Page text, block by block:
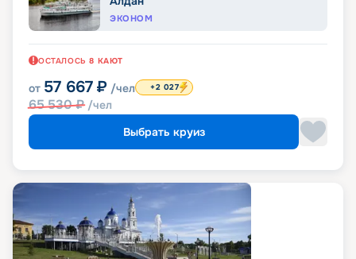
ЭКОНОМ
ОСТАЛОСЬ 8 КАЮТ
от 57 667 ₽ /чел
65 530₽ /чел
+2 027
Выбрать круиз